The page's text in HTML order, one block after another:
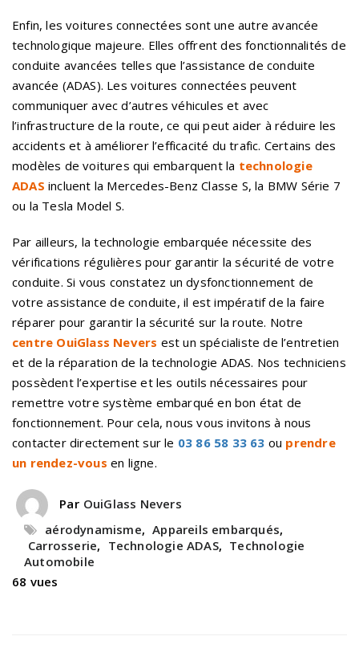
Enfin, les voitures connectées sont une autre avancée
technologique majeure. Elles offrent des fonctionnalités de
conduite avancées telles que l’assistance de conduite
avancée (ADAS). Les voitures connectées peuvent
communiquer avec d’autres véhicules et avec
l’infrastructure de la route, ce qui peut aider à réduire les
accidents et à améliorer l’efficacité du trafic. Certains des
modèles de voitures qui embarquent la technologie
ADAS incluent la Mercedes-Benz Classe S, la BMW Série 7
ou la Tesla Model S.
Par ailleurs, la technologie embarquée nécessite des
vérifications régulières pour garantir la sécurité de votre
conduite. Si vous constatez un dysfonctionnement de
votre assistance de conduite, il est impératif de la faire
réparer pour garantir la sécurité sur la route. Notre
centre OuiGlass Nevers est un spécialiste de l’entretien
et de la réparation de la technologie ADAS. Nos techniciens
possèdent l’expertise et les outils nécessaires pour
remettre votre système embarqué en bon état de
fonctionnement. Pour cela, nous vous invitons à nous
contacter directement sur le 03 86 58 33 63 ou prendre
un rendez-vous en ligne.
Par OuiGlass Nevers
aérodynamisme, Appareils embarqués,
Carrosserie, Technologie ADAS, Technologie
Automobile
68 vues